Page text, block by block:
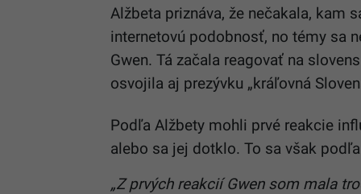
Alžbeta priznáva, že nečakala, kam
internetovú podobnosť, no témy sa
Gwen. Tá začala reagovať na
osvojila aj prezývku „kráľovná
Podľa Alžbety mohli prvé reakcie
alebo sa jej dotklo. To sa však
„Z prvých reakcií Gwen som mala